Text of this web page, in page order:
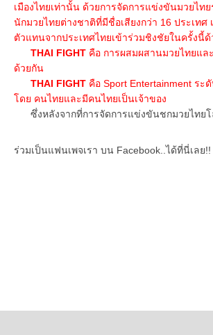
เมืองไทยเท่านั้น ด้วยการจัดการแข่งขันมวยไท
นักมวยไทยต่างชาติที่มีชื่อเสียงกว่า 16 ประเทศ
ตัวแทนจากประเทศไทยเข้าร่วมชิงชัยในครั้งนี้ด้
THAI FIGHT คือ การผสมผสานมวยไทยแล
ด้วยกัน
THAI FIGHT คือ Sport Entertainment ระ
โดย คนไทยและมีคนไทยเป็นเจ้าของ
ซึ่งหลังจากที่การจัดการแข่งขันชกมวยไทยโ
ร่วมเป็นแฟนเพจเรา บน Facebook..ได้ที่นี่เลย!!